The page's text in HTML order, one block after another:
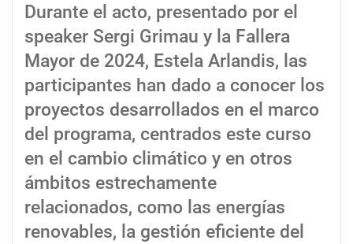
Durante el acto, presentado por el
speaker Sergi Grimau y la Fallera
Mayor de 2024, Estela Arlandis, las
participantes han dado a conocer los
proyectos desarrollados en el marco
del programa, centrados este curso
en el cambio climático y en otros
ámbitos estrechamente
relacionados, como las energías
renovables, la gestión eficiente del